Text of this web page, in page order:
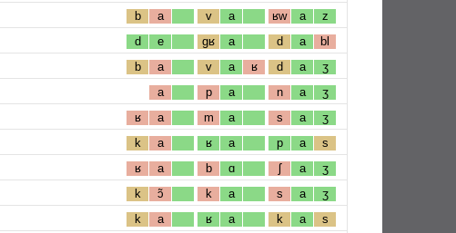
b a v a ʁw a z
d e gʁ a d a bl
b a v a ʁ d a ʒ
a p a n a ʒ
ʁ a m a s a ʒ
k a ʁ a p a s
ʁ a b ɑ ʃ a ʒ
k ɔ̃ k a s a ʒ
k a ʁ a k a s